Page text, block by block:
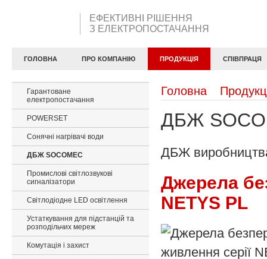
ЕФЕКТИВНІ РІШЕННЯ
З ЕЛЕКТРОПОСТАЧАННЯ
ГОЛОВНА ПРО КОМПАНІЮ ПРОДУКЦІЯ СПІВПРАЦЯ
Головна
ДБЖ
ДБЖ
Джерела
NETYS PL
Гарантоване
електропостачання
POWERSET
Сонячні нагрівачі води
ДБЖ SOCOMEC
Промислові світлозвукові
сигналізатори
Світлодіодне LED освітлення
Устаткування для підстанцій та
розподільчих мереж
Комутація і захист